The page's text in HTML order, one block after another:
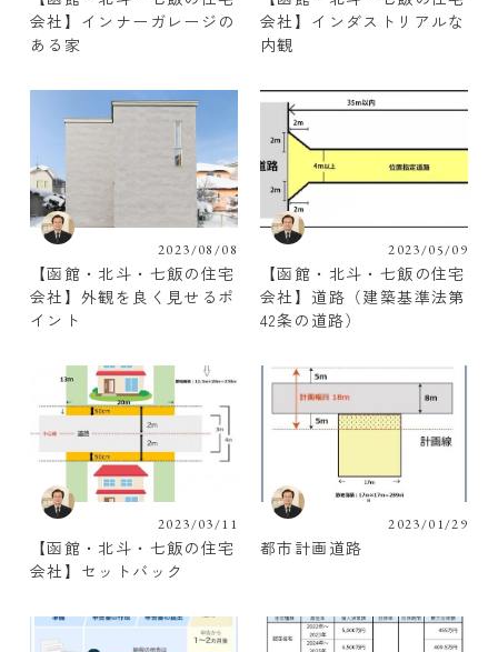
会社】インナーガレージの
ある家
会社】インダストリアルな
内観
2023/08/08
【函館・北斗・七飯の住宅
会社】外観を良く見せるポ
イント
2023/05/09
【函館・北斗・七飯の住宅
会社】道路（建築基準法第
42条の道路）
2023/03/11
【函館・北斗・七飯の住宅
会社】セットバック
2023/01/29
都市計画道路